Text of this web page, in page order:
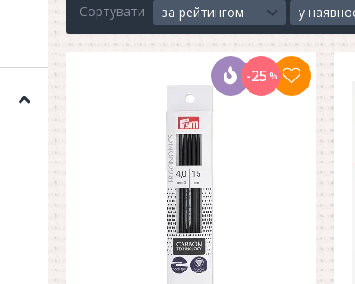
Сортувати за рейтингом у
-25 %